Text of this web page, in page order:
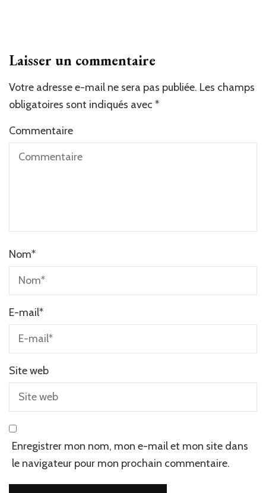
Laisser un commentaire
Votre adresse e-mail ne sera pas publiée. Les champs
obligatoires sont indiqués avec *
Commentaire
Nom*
E-mail*
Site web
Enregistrer mon nom, mon e-mail et mon site dans
le navigateur pour mon prochain commentaire.